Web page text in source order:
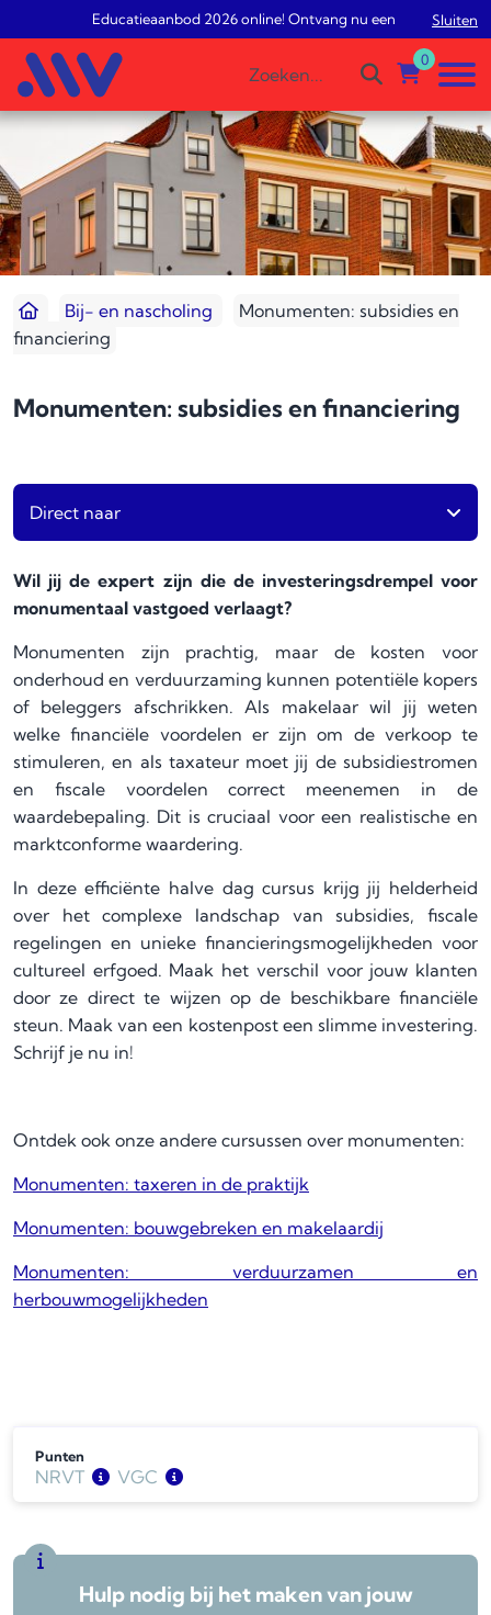
Educatieaanbod 2026 online! Ontvang nu een gratisSluiten
0
Bij- en nascholing
Monumenten: subsidies en
financiering
Monumenten: subsidies en financiering
Direct naar
Wil jij de expert zijn die de investeringsdrempel voor
monumentaal vastgoed verlaagt?
Monumenten zijn prachtig, maar de kosten voor
onderhoud en verduurzaming kunnen potentiële kopers
of beleggers afschrikken. Als makelaar wil jij weten
welke financiële voordelen er zijn om de verkoop te
stimuleren, en als taxateur moet jij de subsidiestromen
en fiscale voordelen correct meenemen in de
waardebepaling. Dit is cruciaal voor een realistische en
marktconforme waardering.
In deze efficiënte halve dag cursus krijg jij helderheid
over het complexe landschap van subsidies, fiscale
regelingen en unieke financieringsmogelijkheden voor
cultureel erfgoed. Maak het verschil voor jouw klanten
door ze direct te wijzen op de beschikbare financiële
steun. Maak van een kostenpost een slimme investering.
Schrijf je nu in!
Ontdek ook onze andere cursussen over monumenten:
Monumenten: taxeren in de praktijk
Monumenten: bouwgebreken en makelaardij
Monumenten: verduurzamen en
herbouwmogelijkheden
Punten
NRVT
BV
3
LV
Wonen
3
VGC
BV
3
Wonen
3
Hulp nodig bij het maken van jouw